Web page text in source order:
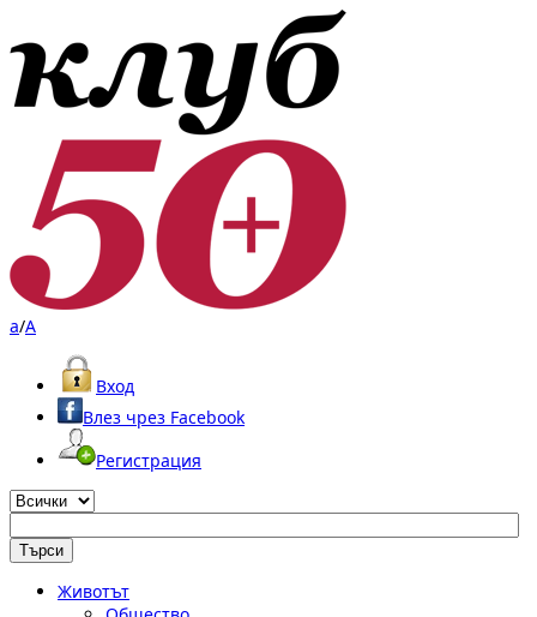
a/A
Вход
Влез чрез Facebook
Регистрация
Животът